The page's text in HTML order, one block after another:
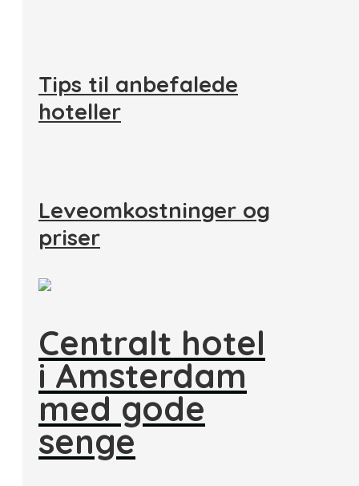
Tips til anbefalede
hoteller
Leveomkostninger og
priser
Centralt hotel
i Amsterdam
med gode
senge